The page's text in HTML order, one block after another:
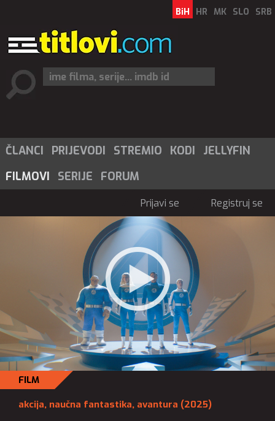
BiH HR MK SLO SRB
ČLANCI PRIJEVODI STREMIO KODI
JELLYFIN
FILMOVI
SERIJE FORUM
Prijavi se Registruj se
FILM
akcija, naučna fantastika, avantura (2025)